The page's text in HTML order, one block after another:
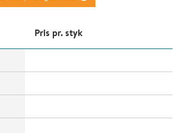
Pris pr. styk